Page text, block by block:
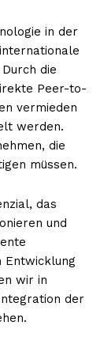
in der
die
Peer-to-
vermieden
werden.
die
müssen.
das
und
Entwicklung
wir in
der